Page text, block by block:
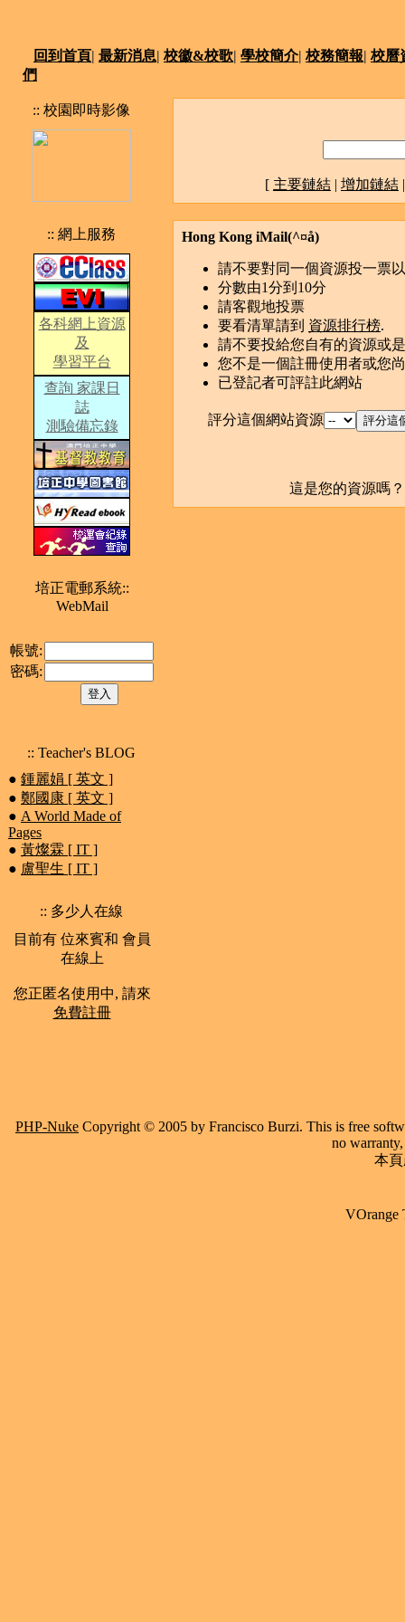
回到首頁| 最新消息| 校徽&校歌| 學校簡介| 校務簡報| 校曆
們
:: 校園即時影像
:: 網上服務
各科網上資源
及
學習平台
查詢 家課日
誌
測驗備忘錄
培正電郵系統::
WebMail
帳號:
密碼:
:: Teacher's BLOG
● 鍾麗娟 [ 英文 ]
● 鄭國康 [ 英文 ]
● A World Made of
Pages
● 黃燦霖 [ IT ]
● 盧聖生 [ IT ]
:: 多少人在線
目前有 位來賓和 會員
在線上
您正匿名使用中, 請來
免費註冊
[ 主要鏈結 | 增加鏈結
Hong Kong iMail(­^¤å)
請不要對同一個資源投一票
分數由1分到10分
請客觀地投票
要看清單請到 資源排行榜.
請不要投給您自有的資源或
您不是一個註冊使用者或您
已登記者可評註此網站
評分這個網站資源
這是您的資源嗎
PHP-Nuke Copyright © 2005 by Francisco Burzi. This is free
no
本
VOrange